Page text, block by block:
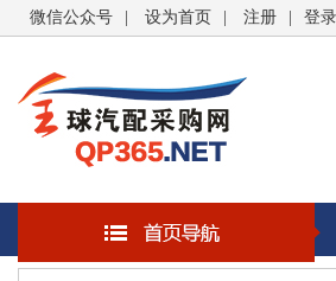
微信公众号 设为首页 注册 登录